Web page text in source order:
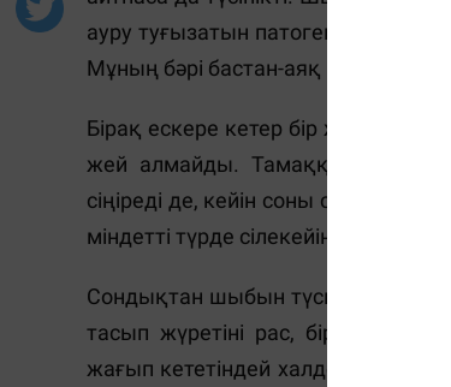
ауру туғызатын патогенді заттар
Мұның бәрі бастан-аяқ процесс,
Бірақ ескере кетер бір жайт бар.
жей алмайды. Тамаққа түскен не
сіңіреді де, кейін соны сорып
міндетті түрде сілекейін жағып
Сондықтан шыбын түскен
тасып жүретіні рас, бірақ
жағып кететіндей халде